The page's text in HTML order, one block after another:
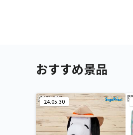
おすすめ景品
24.05.30